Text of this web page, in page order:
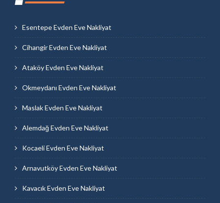
Esentepe Evden Eve Nakliyat
Cihangir Evden Eve Nakliyat
Ataköy Evden Eve Nakliyat
Okmeydanı Evden Eve Nakliyat
Maslak Evden Eve Nakliyat
Alemdağ Evden Eve Nakliyat
Kocaeli Evden Eve Nakliyat
Arnavutköy Evden Eve Nakliyat
Kavacık Evden Eve Nakliyat